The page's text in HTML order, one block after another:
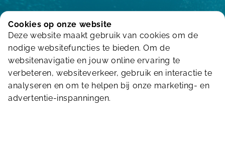
Terug naar de homepagina
Stuur ons een bericht
Cookies op onze website
Deze website maakt gebruik van cookies om de
nodige websitefuncties te bieden. Om de
websitenavigatie en jouw online ervaring te
verbeteren, websiteverkeer, gebruik en interactie te
analyseren en om te helpen bij onze marketing- en
advertentie-inspanningen.